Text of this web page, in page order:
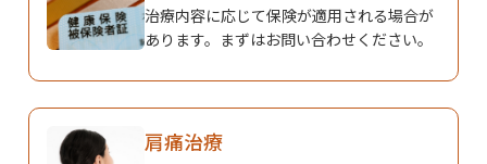
治療内容に応じて保険が適用される場合が
あります。まずはお問い合わせください。
肩痛治療